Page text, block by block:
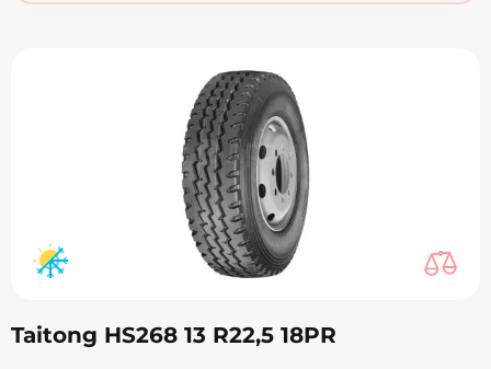
Taitong HS268 13 R22,5 18PR